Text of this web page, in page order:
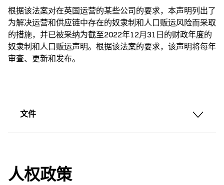
根据该法案对在英国运营的某些公司的要求，本声明列出了
为解决运营和供应链中存在的奴隶制和人口贩运风险而采取
的措施，并已被采纳为截至2022年12月31日的财政年度的
奴隶制和人口贩运声明。根据该法案的要求，该声明将每年
审查、更新和发布。
文件
人权政策